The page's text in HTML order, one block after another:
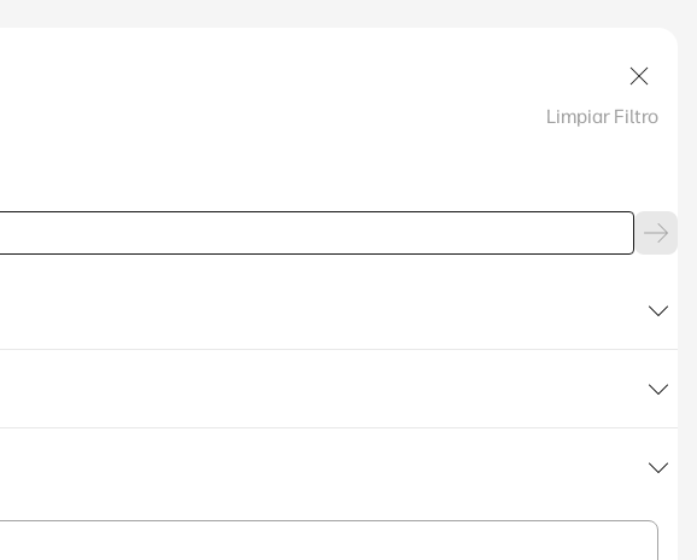
Limpiar Filtro